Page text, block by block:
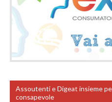
Assoutenti e Digeat insieme
consapevole